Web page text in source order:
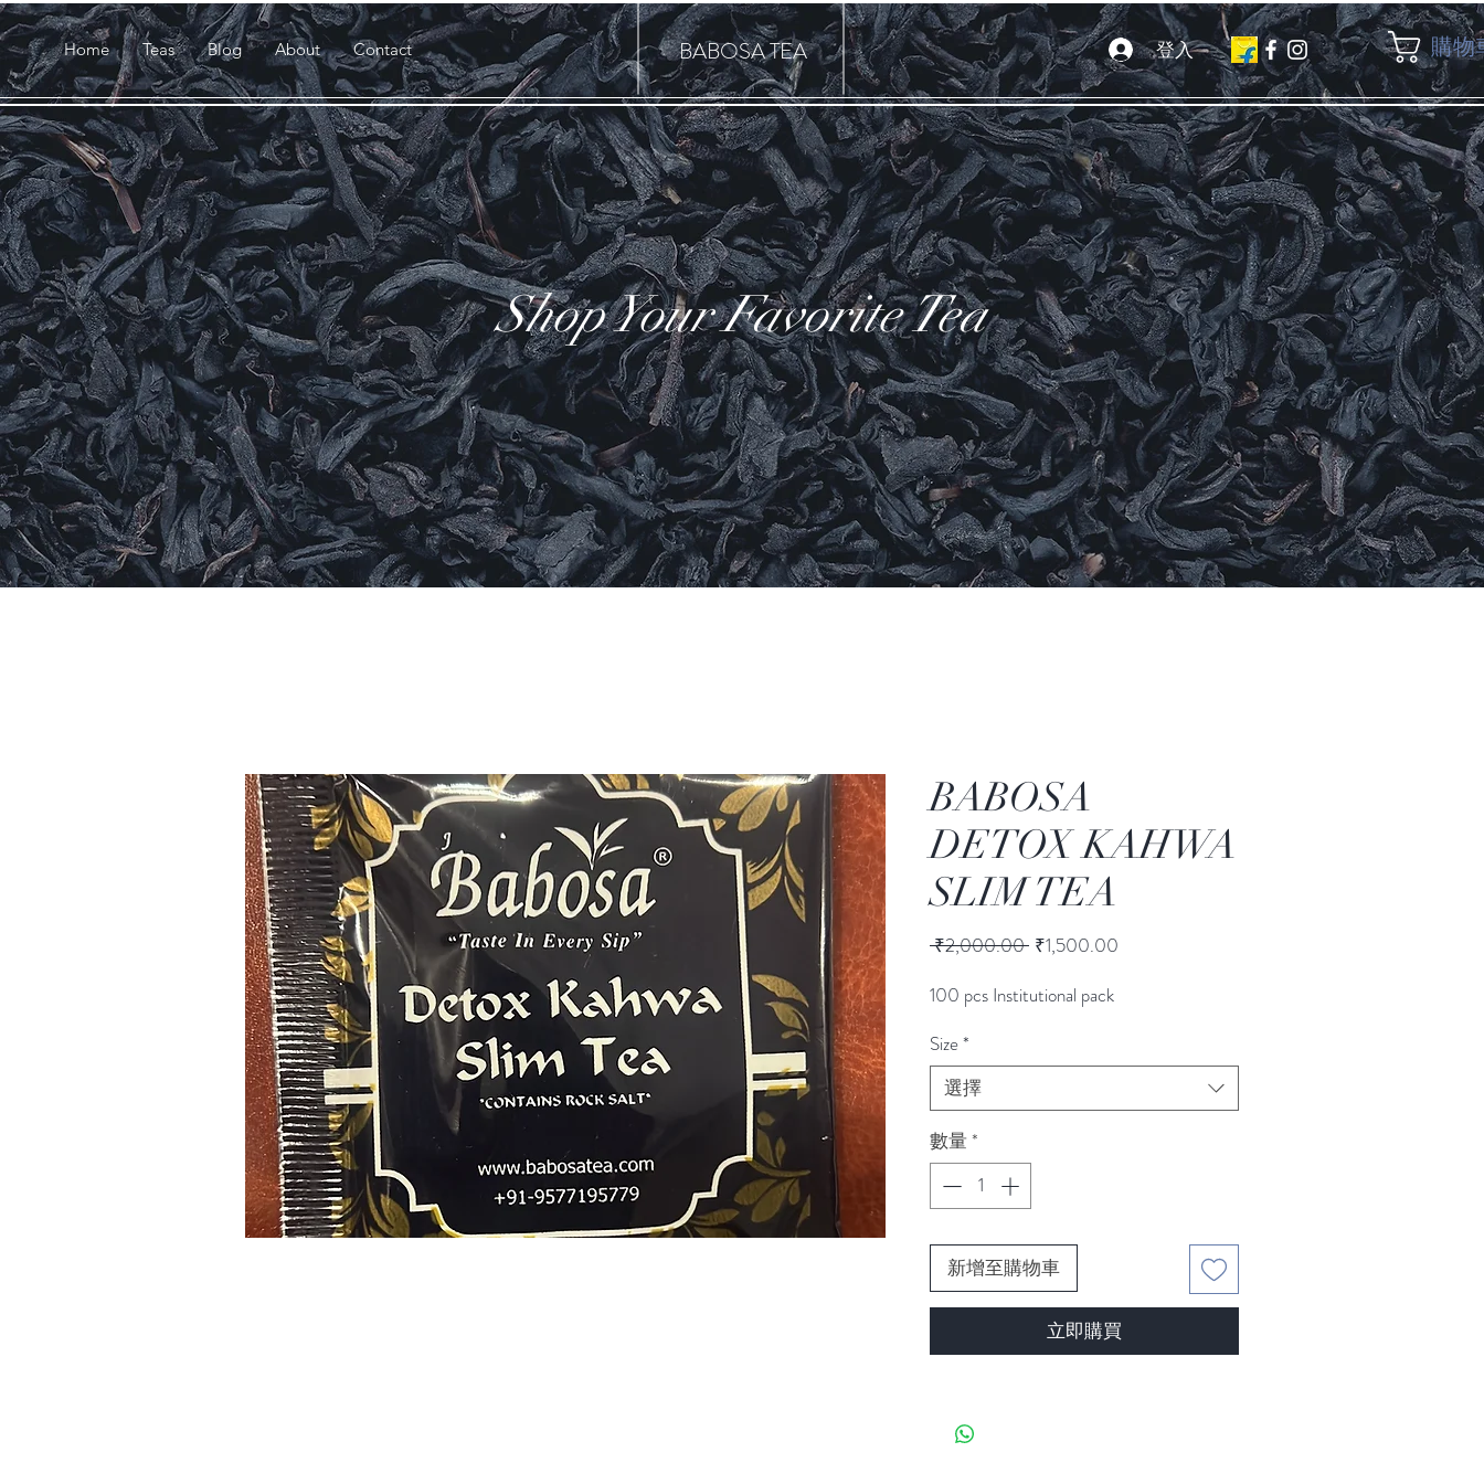
Home Teas Blog About Contact 購物
登入
BABOSA TEA
Shop Your Favorite Tea
BABOSA
DETOX KAHWA
SLIM TEA
₹2,000.00 一
價
₹1,500.00
100 pcs Institutional pack
Size*
選擇
數量*
新增至購物車
立即購買